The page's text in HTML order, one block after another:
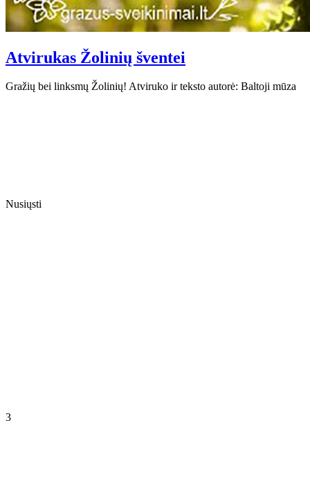
Atvirukas Žolinių šventei
Gražių bei linksmų Žolinių! Atviruko ir teksto autorė: Baltoji mūza
Nusiųsti
3